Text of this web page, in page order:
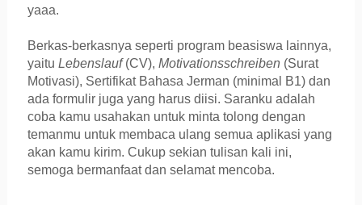
yaaa.
Berkas-berkasnya seperti program beasiswa lainnya,
yaitu Lebenslauf(CV), Motivationsschreiben(Surat
Motivasi), Sertifikat Bahasa Jerman (minimal B1) dan
ada formulir juga yang harus diisi. Saranku adalah
coba kamu usahakan untuk minta tolong dengan
temanmu untuk membaca ulang semua aplikasi yang
akan kamu kirim. Cukup sekian tulisan kali ini,
semoga bermanfaat dan selamat mencoba.